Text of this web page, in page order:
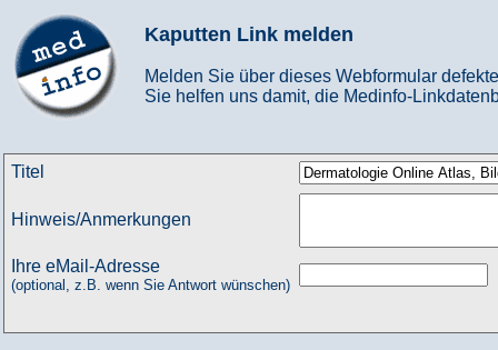
Kaputten Link melden
Melden Sie über dieses Webformular
Sie helfen uns damit, die Medinfo-
Titel
Hinweis/Anmerkungen
Ihre eMail-Adresse
(optional, z.B. wenn Sie Antwort wünschen)